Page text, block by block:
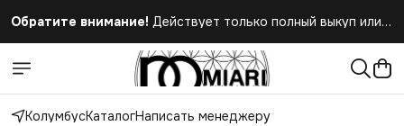
Обратите внимание! Действует только полный выкуп или
КолумбусКаталогНаписать менеджеру